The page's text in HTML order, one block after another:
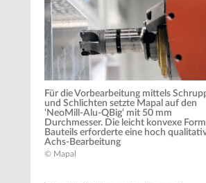
Für die Vorbearbeitung mittels
und Schlichten setzte Mapal auf den
‘NeoMill-Alu-QBig‘ mit 50 mm
Durchmesser. Die leicht konvexe
Bauteils erforderte eine hoch
Achs-Bearbeitung
© Mapal